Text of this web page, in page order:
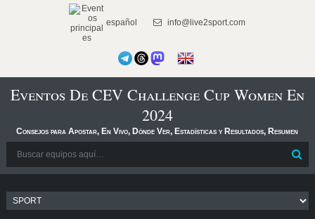
español info@live2sport.com
Eventos De CEV Challenge Cup Women En
2024
Consejos para Apostar, En Vivo, Dónde Ver, Estadísticas y Resultados, Resumen